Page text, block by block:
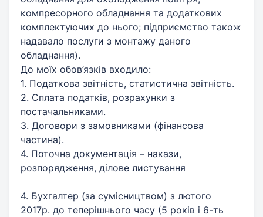
компресорного обладнання та додаткових
комплектуючих до нього; підприємство також
надавало послуги з монтажу даного
обладнання).
До моїх обов’язків входило:
1. Податкова звітність, статистична звітність.
2. Сплата податків, розрахунки з
постачальниками.
3. Договори з замовниками (фінансова
частина).
4. Поточна документація – накази,
розпорядження, ділове листування
4. Бухгалтер (за сумісництвом) з лютого
2017р. до теперішнього часу (5 років і 6-ть